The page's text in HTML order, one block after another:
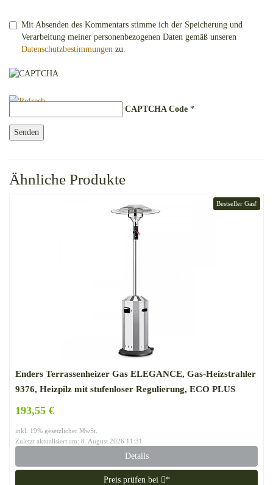
Mit Absenden des Kommentars stimme ich der Speicherung und
Verarbeitung meiner personenbezogenen Daten gemäß unseren
Datenschutzbestimmungen zu.
CAPTCHA Code *
Ähnliche Produkte
Bestseller Gas!
Enders Terrassenheizer Gas ELEGANCE, Gas-Heizstrahler
9376, Heizpilz mit stufenloser Regulierung, ECO PLUS
193,55 €
inkl. 19% gesetzlicher MwSt.
Zuletzt aktualisiert am: 8. August 2026 11:31
Details
Preis prüfen bei *